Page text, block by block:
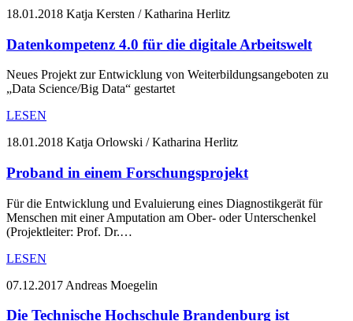
18.01.2018 Katja Kersten / Katharina Herlitz
Datenkompetenz 4.0 für die digitale Arbeitswelt
Neues Projekt zur Entwicklung von Weiterbildungsangeboten zu
„Data Science/Big Data“ gestartet
LESEN
18.01.2018 Katja Orlowski / Katharina Herlitz
Proband in einem Forschungsprojekt
Für die Entwicklung und Evaluierung eines Diagnostikgerät für
Menschen mit einer Amputation am Ober- oder Unterschenkel
(Projektleiter: Prof. Dr.…
LESEN
07.12.2017 Andreas Moegelin
Die Technische Hochschule Brandenburg ist